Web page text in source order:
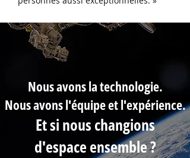
Nous avons la technologie.
Nous avons l'équipe et l'expérience.
Et si nous changions
d'espace ensemble ?